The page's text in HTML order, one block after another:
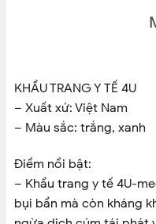
KHẨU TRANG Y TẾ 4U
– Xuất xứ: Việt Nam
– Màu sắc: trắng, xanh
Điểm nổi bật:
– Khẩu trang y tế 4U-
bụi bẩn mà còn kháng